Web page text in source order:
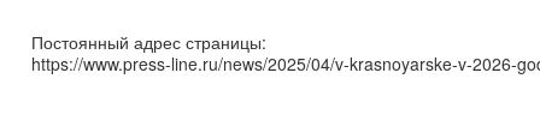
Постоянный адрес страницы:
https://www.press-line.ru/news/2025/04/v-krasnoyarske-v-2026-